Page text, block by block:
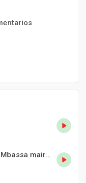
Penya Mundi Invite Ndine Mbassa maire de Douala.